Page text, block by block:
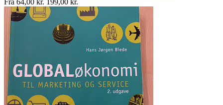
Fra 64,00 kr. 199,00 kr.